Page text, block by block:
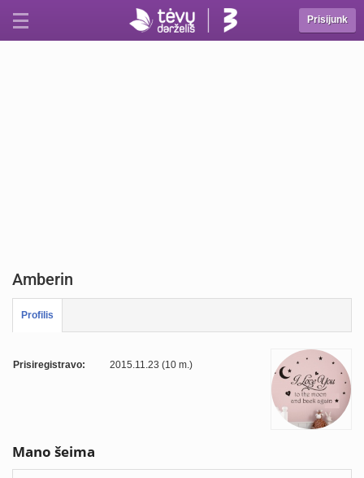
Prisijunk
Amberin
Profilis
Prisiregistravo: 2015.11.23 (10 m.)
Mano šeima